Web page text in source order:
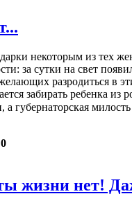
некоторым из тех
за сутки на свет
разродиться в
забирать ребенка
губернаторская
0
жизни нет!